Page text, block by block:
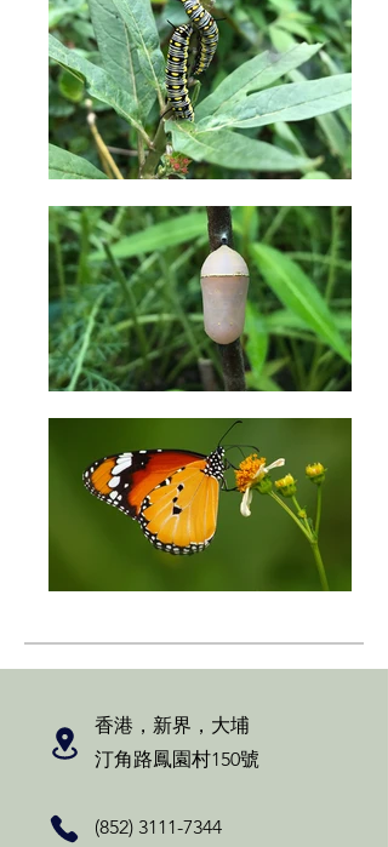
香港，新界，大埔
汀角路鳳園村150號
(852) 3111-7344